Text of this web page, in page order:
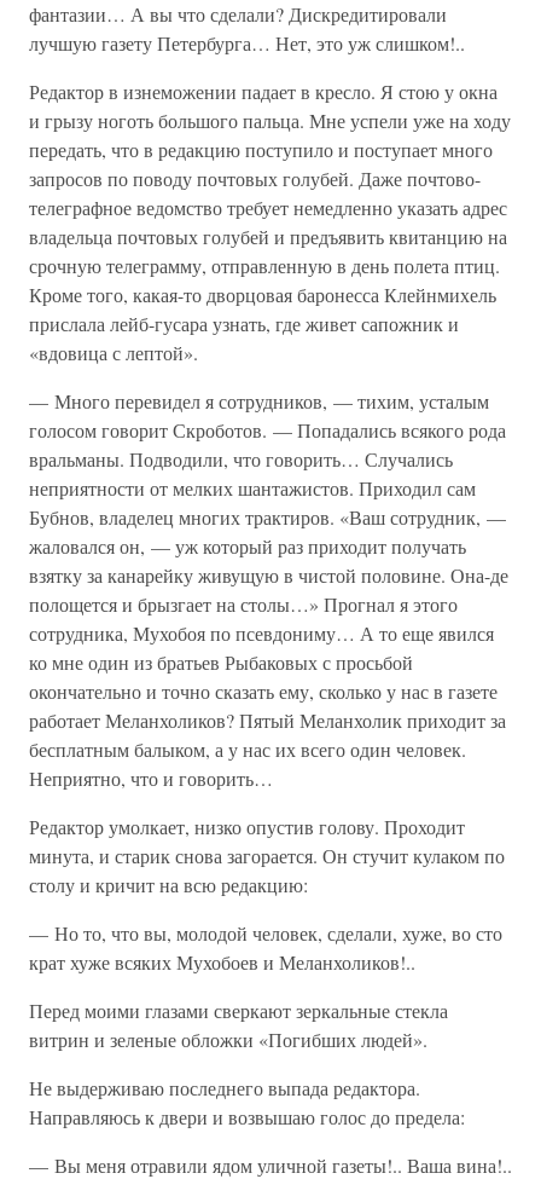
фантазии… А вы что сделали? Дискредитировали
лучшую газету Петербурга… Нет, это уж слишком!..
Редактор в изнеможении падает в кресло. Я стою у окна
и грызу ноготь большого пальца. Мне успели уже на ходу
передать, что в редакцию поступило и поступает много
запросов по поводу почтовых голубей. Даже почтово-
телеграфное ведомство требует немедленно указать адрес
владельца почтовых голубей и предъявить квитанцию на
срочную телеграмму, отправленную в день полета птиц.
Кроме того, какая-то дворцовая баронесса Клейнмихель
прислала лейб-гусара узнать, где живет сапожник и
«вдовица с лептой».
— Много перевидел я сотрудников, — тихим, усталым
голосом говорит Скроботов. — Попадались всякого рода
вральманы. Подводили, что говорить… Случались
неприятности от мелких шантажистов. Приходил сам
Бубнов, владелец многих трактиров. «Ваш сотрудник, —
жаловался он, — уж который раз приходит получать
взятку за канарейку живущую в чистой половине. Она-де
полощется и брызгает на столы…» Прогнал я этого
сотрудника, Мухобоя по псевдониму… А то еще явился
ко мне один из братьев Рыбаковых с просьбой
окончательно и точно сказать ему, сколько у нас в газете
работает Меланхоликов? Пятый Меланхолик приходит за
бесплатным балыком, а у нас их всего один человек.
Неприятно, что и говорить…
Редактор умолкает, низко опустив голову. Проходит
минута, и старик снова загорается. Он стучит кулаком по
столу и кричит на всю редакцию:
— Но то, что вы, молодой человек, сделали, хуже, во сто
крат хуже всяких Мухобоев и Меланхоликов!..
Перед моими глазами сверкают зеркальные стекла
витрин и зеленые обложки «Погибших людей».
Не выдерживаю последнего выпада редактора.
Направляюсь к двери и возвышаю голос до предела:
— Вы меня отравили ядом уличной газеты!.. Ваша вина!..